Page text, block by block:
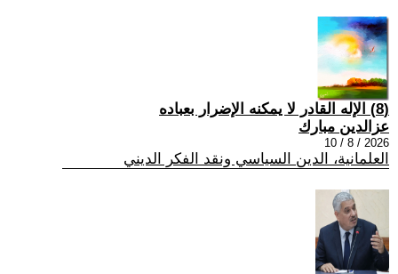
(8) الإله القادر لا يمكنه الإضرار بعباده
عزالدين مبارك
2026 / 8 / 10
العلمانية، الدين السياسي ونقد الفكر الديني